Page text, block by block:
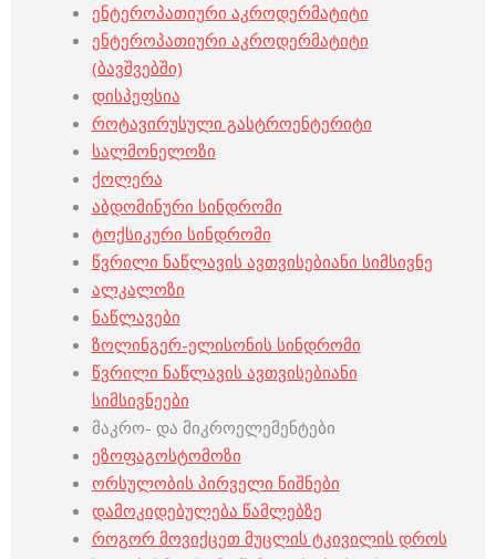
ენტეროპათიური აკროდერმატიტი
ენტეროპათიური აკროდერმატიტი
(ბავშვებში)
დისპეფსია
როტავირუსული გასტროენტერიტი
სალმონელოზი
ქოლერა
აბდომინური სინდრომი
ტოქსიკური სინდრომი
წვრილი ნაწლავის ავთვისებიანი სიმსივნე
ალკალოზი
ნაწლავები
ზოლინგერ-ელისონის სინდრომი
წვრილი ნაწლავის ავთვისებიანი
სიმსივნეები
მაკრო- და მიკროელემენტები
ეზოფაგოსტომოზი
ორსულობის პირველი ნიშნები
დამოკიდებულება წამლებზე
როგორ მოვიქცეთ მუცლის ტკივილის დროს